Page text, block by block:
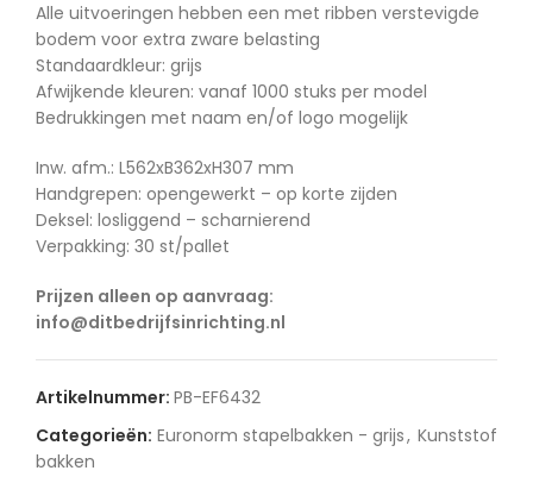
Alle uitvoeringen hebben een met ribben verstevigde
bodem voor extra zware belasting
Standaardkleur: grijs
Afwijkende kleuren: vanaf 1000 stuks per model
Bedrukkingen met naam en/of logo mogelijk
Inw. afm.: L562xB362xH307 mm
Handgrepen: opengewerkt – op korte zijden
Deksel: losliggend – scharnierend
Verpakking: 30 st/pallet
Prijzen alleen op aanvraag:
info@ditbedrijfsinrichting.nl
Artikelnummer: PB-EF6432
Categorieën: Euronorm stapelbakken - grijs, Kunststof
bakken